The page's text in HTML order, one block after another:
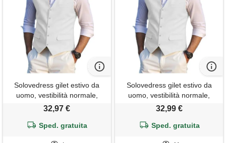
Solovedress gilet estivo da
uomo, vestibilità normale,
classico, per matrimoni e
32,97 €
Sped. gratuita
Solovedress gilet estivo da
uomo, vestibilità normale,
classico, per matrimoni e
32,99 €
Sped. gratuita